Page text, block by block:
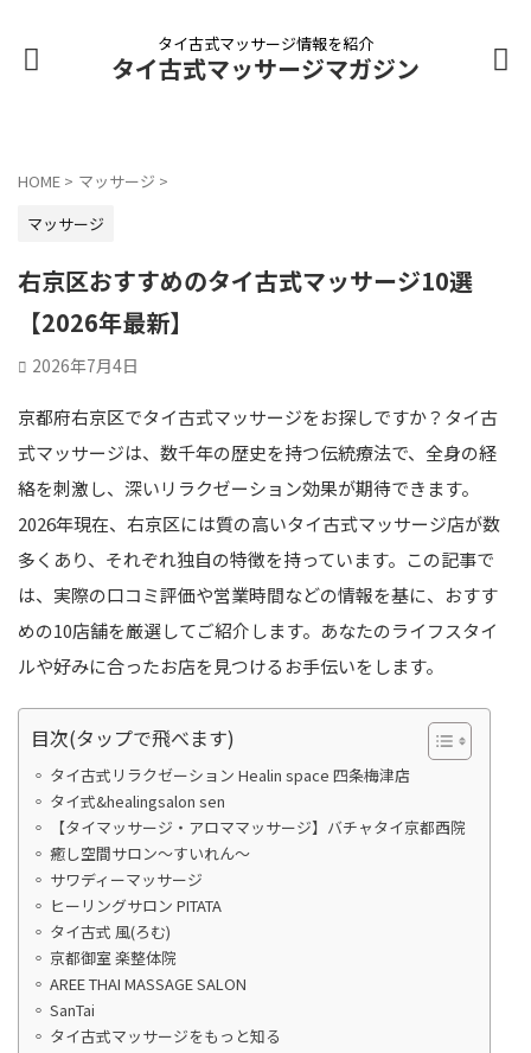
タイ古式マッサージ情報を紹介
タイ古式マッサージマガジン
HOME > マッサージ >
マッサージ
右京区おすすめのタイ古式マッサージ10選
【2026年最新】
2026年7月4日
京都府右京区でタイ古式マッサージをお探しですか？タイ古
式マッサージは、数千年の歴史を持つ伝統療法で、全身の経
絡を刺激し、深いリラクゼーション効果が期待できます。
2026年現在、右京区には質の高いタイ古式マッサージ店が数
多くあり、それぞれ独自の特徴を持っています。この記事で
は、実際の口コミ評価や営業時間などの情報を基に、おすす
めの10店舗を厳選してご紹介します。あなたのライフスタイ
ルや好みに合ったお店を見つけるお手伝いをします。
目次(タップで飛べます)
タイ古式リラクゼーション Healin space 四条梅津店
タイ式&healingsalon sen
【タイマッサージ・アロママッサージ】バチャタイ京都西院
癒し空間サロン～すいれん～
サワディーマッサージ
ヒーリングサロン PITATA
タイ古式 風(ろむ)
京都御室 楽整体院
AREE THAI MASSAGE SALON
SanTai
タイ古式マッサージをもっと知る